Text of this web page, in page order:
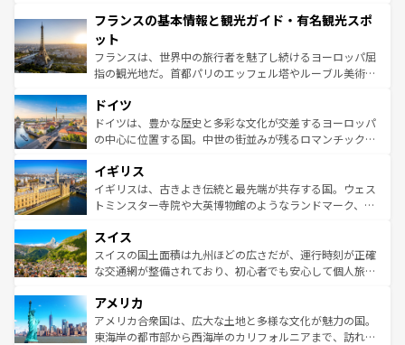
ませてくれるイタリアで、忘れられない旅をしてみよう！
なお、新着のイタリア情報は
しい。
文化が根付くこの国では、情熱的なフラメンコ、熱気あふ
れる闘牛、そして美味しいタパスが生活の一部となってい
る。首都マドリードの洗練された雰囲気や、バルセロナの
アートに溢れた街角から、地方では古代ローマ遺跡や中世
せる。地方によって風土や気候が異なるスペインはその個
性で訪れる人を魅了する。 なお、新着のスペイン情報は コ
ンテンツ一覧を参照してほしい。
フランスの基本情報と観光ガイド・有名観光スポ
ット
フランスは、世界中の旅行者を魅了し続けるヨーロッパ屈
指の観光地だ。首都パリのエッフェル塔やルーブル美術館
で、幅広い魅力が詰まっている。華麗な宮殿、歴史的な大
聖堂、美しいビーチ、そして豊かな自然が、訪れる者を心
から魅了する。また、フランスは美食の国としても知ら
いる。シャンパンの発祥地であるランス、プロヴァンスの
香り高いラベンダー畑など、多彩な楽しみ方が可能だ。さ
らに、パリ以外の地域にも魅力が溢れており、どの街角に
れる地方に足を運ぶとそれぞれで全く異なる文化を体験で
きるだろう。 なお、新着のフランス情報はコンテンツ一覧
を参照してほしい。
ドイツ
ドイツは、豊かな歴史と多彩な文化が交差するヨーロッパ
の中心に位置する国。中世の街並みが残るロマンチック街
顔を持つこの国は、どこを歩いても飽きることがない。ベ
ルリンの文化的活気、バイエルン州のアルプスの絶景、そ
してライン川沿いのワイン畑といった風景は必見。ビール
は、お酒好きな人にはぜひ体験してほしい。 なお、新着の
ドイツ情報はコンテンツ一覧を参照してほしい。
イギリス
イギリスは、古きよき伝統と最先端が共存する国。ウェス
トミンスター寺院や大英博物館のようなランドマーク、歴
リアごとに異なる魅力がある。また、優雅なアフタヌーン
ティー、ビール好きにはたまらない英国パブ、サッカー観
戦など、本場だからこそできる体験も豊富。イギリスを旅
ンツ一覧を参照してほしい。
スイス
スイスの国土面積は九州ほどの広さだが、運行時刻が正確
な交通網が整備されており、初心者でも安心して個人旅行
の建物がそのまま残る町や、スイスならではのユニークな
博物館もあり、アルプス観光だけでなく町歩きも満喫する
ことができる。国民の所得が高いため物価も高いが、旅行
アメリカ
アメリカ合衆国は、広大な土地と多様な文化が魅力の国。
東海岸の都市部から西海岸のカリフォルニアまで、訪れる